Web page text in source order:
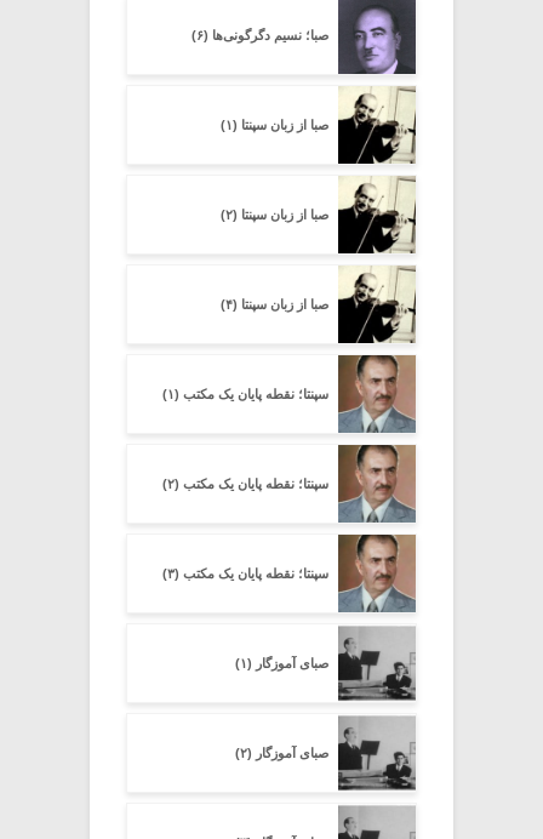
صبا؛ نسیم دگرگونی‌ها (۶)
صبا از زبان سپنتا (۱)
صبا از زبان سپنتا (۲)
صبا از زبان سپنتا (۴)
سپنتا؛ نقطه پایان یک مکتب (۱)
سپنتا؛ نقطه پایان یک مکتب (۲)
سپنتا؛ نقطه پایان یک مکتب (۳)
صبای آموزگار (۱)
صبای آموزگار (۲)